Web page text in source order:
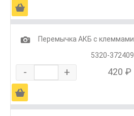
Ä
1
Перемычка АКБ с
5320-
- + 420 ₽
Ä